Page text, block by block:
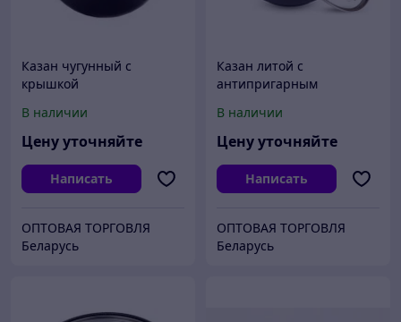
Казан чугунный с
крышкой
В наличии
Цену уточняйте
Написать
ОПТОВАЯ ТОРГОВЛЯ
Беларусь
Казан литой с
антипригарным
blue
В наличии
Цену уточняйте
Написать
ОПТОВАЯ ТОРГОВЛЯ
Беларусь